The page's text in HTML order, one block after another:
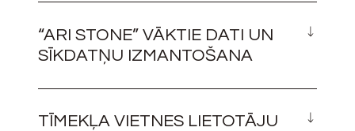
“ARI STONE” VĀKTIE DATI UN
SĪKDATŅU IZMANTOŠANA
TĪMEKĻA VIETNES LIETOTĀJU